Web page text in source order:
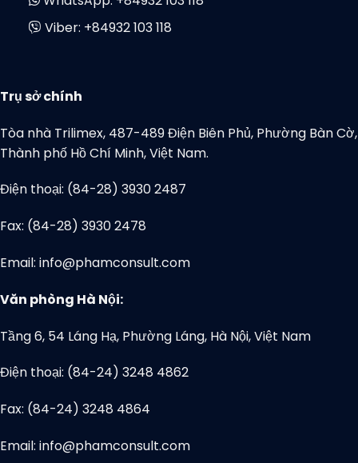
Viber: +84932 103 118
Trụ sở chính
Tòa nhà Trilimex, 487-489 Điện Biên Phủ, Phường Bàn Cờ,
Thành phố Hồ Chí Minh, Việt Nam.
Điện thoại: (84-28) 3930 2487
Fax: (84-28) 3930 2478
Email: info@phamconsult.com
Văn phòng Hà Nội:
Tầng 6, 54 Láng Hạ, Phường Láng, Hà Nội, Việt Nam
Điện thoại: (84-24) 3248 4862
Fax: (84-24) 3248 4864
Email: info@phamconsult.com